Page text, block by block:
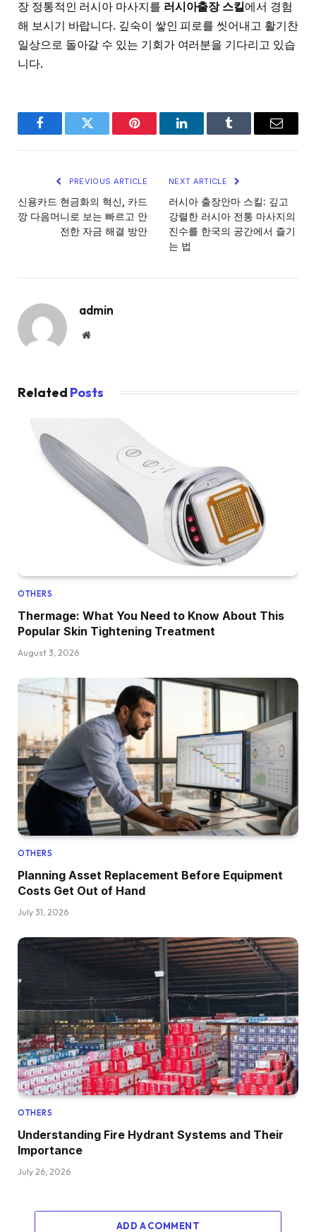
장 정통적인 러시아 마사지를 러시아출장 스킬에서 경험
해 보시기 바랍니다. 깊숙이 쌓인 피로를 씻어내고 활기찬
일상으로 돌아갈 수 있는 기회가 여러분을 기다리고 있습
니다.
FacebookTwitter Pinterest LinkedInTumblr Email
PREVIOUS ARTICLE
신용카드 현금화의 혁신, 카드
깡 다음머니로 보는 빠르고 안
전한 자금 해결 방안
NEXT ARTICLE
러시아 출장안마 스킬: 깊고
강렬한 러시아 전통 마사지의
진수를 한국의 공간에서 즐기
는 법
admin
Website
Related Posts
OTHERS
Thermage: What You Need to Know About This
Popular Skin Tightening Treatment
August 3, 2026
OTHERS
Planning Asset Replacement Before Equipment
Costs Get Out of Hand
July 31, 2026
OTHERS
Understanding Fire Hydrant Systems and Their
Importance
July 26, 2026
ADD A COMMENT